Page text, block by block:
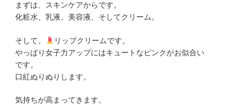
まずは、スキンケアからです。
化粧水、乳液、美容液、そしてクリーム。
そして、
リップクリームです。
やっぱり女子力アップにはキュートなピンクがお似合い
です。
口紅ぬりぬりします。
気持ちが高まってきます。